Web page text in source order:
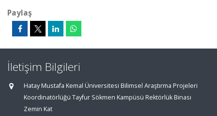
Paylaş
İletişim Bilgileri
Hatay Mustafa Kemal Üniversitesi Bilimsel Araştırma Projeleri
Koordinatörlüğü Tayfur Sökmen Kampüsü Rektörlük Binası
Zemin Kat